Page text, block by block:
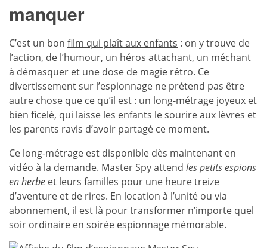
manquer
C’est un bon film qui plaît aux enfants : on y trouve de
l’action, de l’humour, un héros attachant, un méchant
à démasquer et une dose de magie rétro. Ce
divertissement sur l’espionnage ne prétend pas être
autre chose que ce qu’il est : un long-métrage joyeux et
bien ficelé, qui laisse les enfants le sourire aux lèvres et
les parents ravis d’avoir partagé ce moment.
Ce long-métrage est disponible dès maintenant en
vidéo à la demande. Master Spy attend les petits espions
en herbe et leurs familles pour une heure treize
d’aventure et de rires. En location à l’unité ou via
abonnement, il est là pour transformer n’importe quel
soir ordinaire en soirée espionnage mémorable.